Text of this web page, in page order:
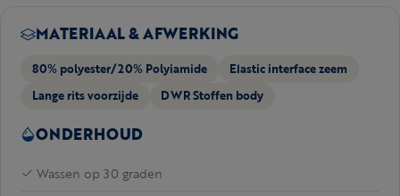
MATERIAAL & AFWERKING
80% polyester/20% Polyiamide
Elastic interface zeem
Lange rits voorzijde
DWR Stoffen body
ONDERHOUD
Wassen op 30 graden